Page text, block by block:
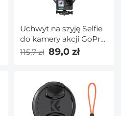
Uchwyt na szyję Selfie
do kamery akcji GoPro
hero AKSO DJI Action
Camera i uchwyt na
akcesoriów do
nagrywania wideo
115,7 zł 89,0 zł